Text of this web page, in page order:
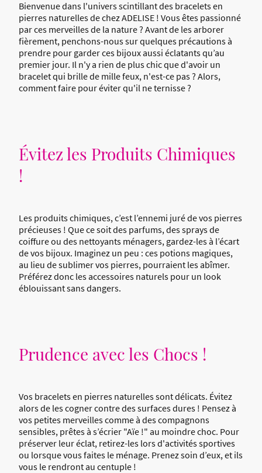
Bienvenue dans l'univers scintillant des bracelets en
pierres naturelles de chez ADELISE ! Vous êtes passionné
par ces merveilles de la nature ? Avant de les arborer
fièrement, penchons-nous sur quelques précautions à
prendre pour garder ces bijoux aussi éclatants qu’au
premier jour. Il n'y a rien de plus chic que d'avoir un
bracelet qui brille de mille feux, n'est-ce pas ? Alors,
comment faire pour éviter qu'il ne ternisse ?
Évitez les Produits Chimiques
!
Les produits chimiques, c’est l’ennemi juré de vos pierres
précieuses ! Que ce soit des parfums, des sprays de
coiffure ou des nettoyants ménagers, gardez-les à l’écart
de vos bijoux. Imaginez un peu : ces potions magiques,
au lieu de sublimer vos pierres, pourraient les abîmer.
Préférez donc les accessoires naturels pour un look
éblouissant sans dangers.
Prudence avec les Chocs !
Vos bracelets en pierres naturelles sont délicats. Évitez
alors de les cogner contre des surfaces dures ! Pensez à
vos petites merveilles comme à des compagnons
sensibles, prêtes à s’écrier "Aïe !" au moindre choc. Pour
préserver leur éclat, retirez-les lors d'activités sportives
ou lorsque vous faites le ménage. Prenez soin d’eux, et ils
vous le rendront au centuple !